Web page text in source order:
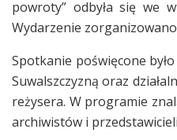
powroty” odbyła się we
Wydarzenie
Spotkanie poświęcone
Suwalszczyzną oraz
reżysera. W programie
archiwistów i